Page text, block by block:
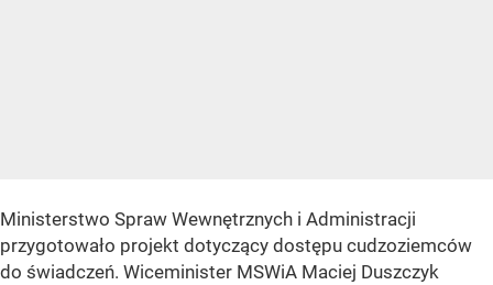
Ministerstwo Spraw Wewnętrznych i Administracji
przygotowało projekt dotyczący dostępu cudzoziemców
do świadczeń. Wiceminister MSWiA Maciej Duszczyk